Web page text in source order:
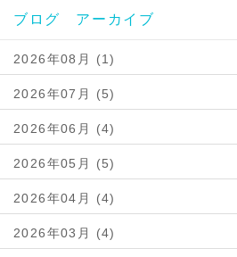
ブログ アーカイブ
2026年08月 (1)
2026年07月 (5)
2026年06月 (4)
2026年05月 (5)
2026年04月 (4)
2026年03月 (4)